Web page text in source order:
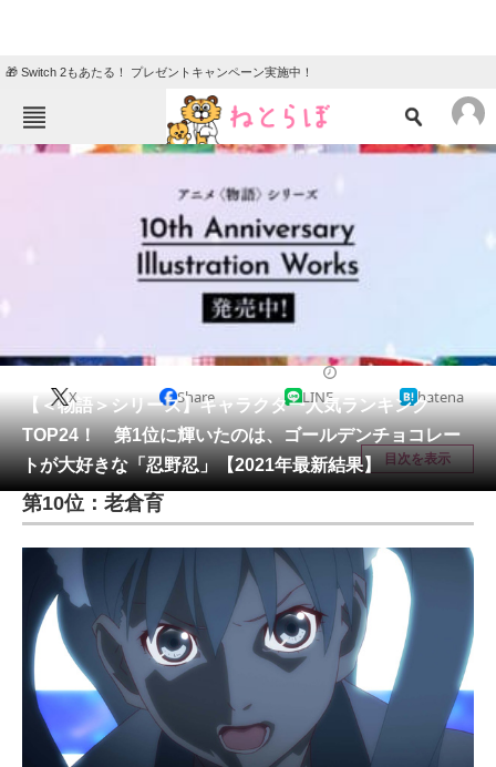
🎁 Switch 2もあたる！ プレゼントキャンペーン実施中！
ねとらぼメニュー
クイズ
地域
教育・育児
動物 リサーチ
会員記事
メディア
注目記事を集めた総合ページ
スマホと通信の最新トレンド
進化するPCとデバイスの未来
好きが集まる 比べて選べる
ビジネスと働き方のヒント
【＜物語＞シリーズ】キャラクター人気ランキング
TOP24！ 第1位に輝いたのは、ゴールデンチョコレー
トが大好きな「忍野忍」【2021年最新結果】
X Share LINE hatena
目次を表示
第10位：老倉育